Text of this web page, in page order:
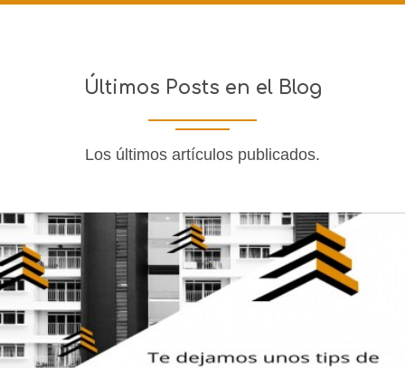
Últimos Posts en el Blog
Los últimos artículos publicados.